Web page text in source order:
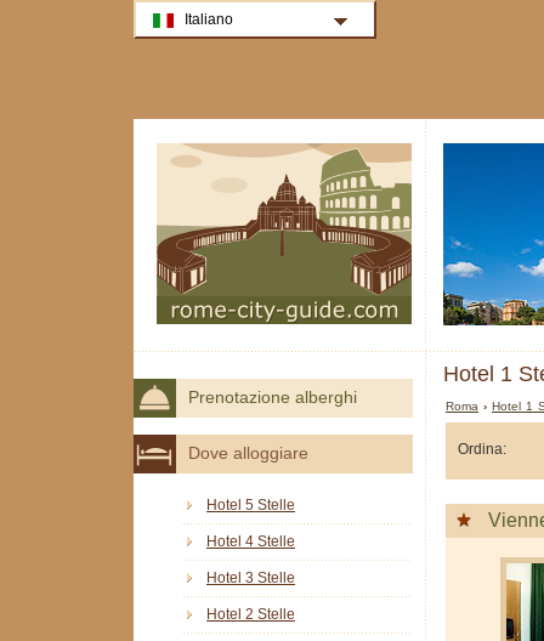
Hotel 1
Roma ›Hotel 1
Ordina:
Prenotazione alberghi
Dove alloggiare
Hotel 5 Stelle
Hotel 4 Stelle
Hotel 3 Stelle
Hotel 2 Stelle
Italiano